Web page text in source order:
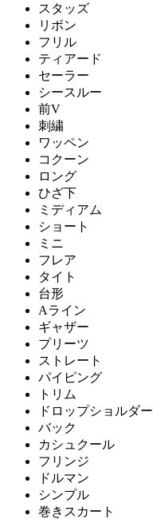
スタッズ
リボン
フリル
ティアード
セーラー
シースルー
前V
刺繍
ワッペン
コクーン
ロング
ひざ下
ミディアム
ショート
ミニ
フレア
タイト
台形
Aライン
ギャザー
プリーツ
ストレート
パイピング
トリム
ドロップショルダー
バック
カシュクール
フリンジ
ドルマン
シンプル
巻きスカート